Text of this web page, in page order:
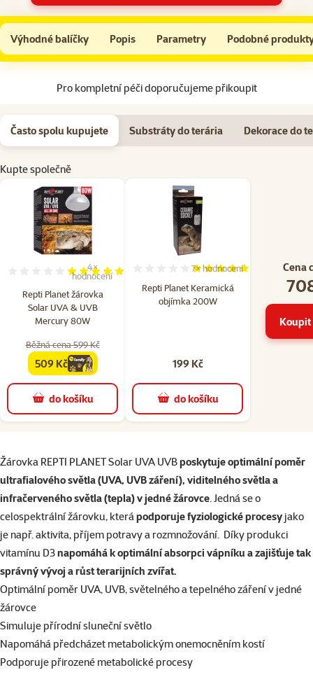
Repti Planet žárovka Solar UVA & UVB Mercury 80W
Do košíku
Výhodné balíčky Popis Parametry Podobné
Na začátek stránky
Pro kompletní péči doporučujeme přikoupit
Často spolu kupujete Substráty do terária Dekorace do
Kupte společně
Repti Planet žárovka
Solar UVA & UVB
Mercury 80W
Hodnocení 100%, počet hodnocení: 4
4×
hodnocení
Běžná cena 599 Kč
familycena
509 Kč
do košíku
Repti Planet Keramická
objímka 200W
Hodnocení 100%, počet
7×hodnocení
199 Kč
do košíku
Cena
superzoo.product.detail.content
Žárovka REPTI PLANET Solar UVA UVBposkytuje optimální poměr
ultrafialového světla (UVA, UVB záření), viditelného světla a
infračerveného světla (tepla) v jedné žárovce. Jedná se o
celospektrální žárovku, kterápodporuje fyziologické procesyjako
je např. aktivita, příjem potravy a rozmnožování. Díky produkci
vitamínu D3napomáhá k optimální absorpci vápníku a zajišťuje tak
správný vývoj a růst terarijních zvířat.
Optimální poměr UVA, UVB, světelného a tepelného záření v jedné
žárovce
Simuluje přírodní sluneční světlo
Napomáhá předcházet metabolickým onemocněním kostí
Podporuje přirozené metabolické procesy